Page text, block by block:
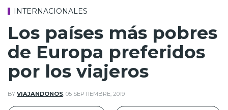
INTERNACIONALES
Los países más pobres
de Europa preferidos
por los viajeros
BY VIAJANDONOS 05 SEPTIEMBRE, 2019